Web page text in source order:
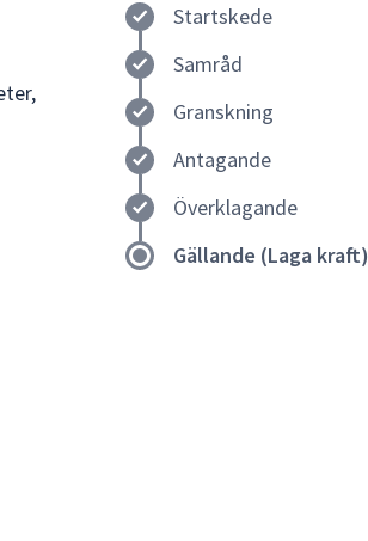
Startskede
Samråd
Granskning
Antagande
Överklagande
Gällande (Laga kraft)